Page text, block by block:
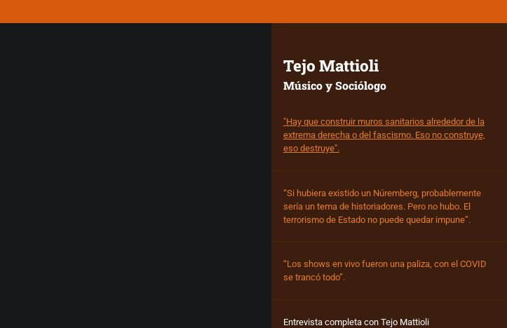
Tejo Mattioli
Músico y Sociólogo
"Hay que construir muros sanitarios alrededor de la
extrema derecha o del fascismo. Eso no construye,
eso destruye".
“Si hubiera existido un Núremberg, probablemente
sería un tema de historiadores. Pero no hubo. El
terrorismo de Estado no puede quedar impune”.
“Los shows en vivo fueron una paliza, con el COVID
se trancó todo”.
Entrevista completa con Tejo Mattioli